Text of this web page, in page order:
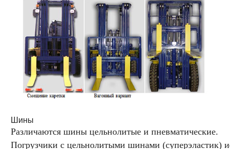
Шины
Различаются шины цельнолитые и пневматические.
Погрузчики с цельнолитыми шинами (суперэластик)